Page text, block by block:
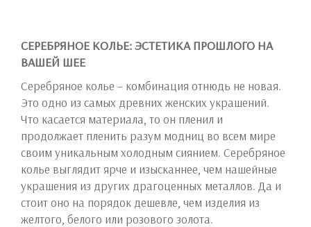
СЕРЕБРЯНОЕ КОЛЬЕ: ЭСТЕТИКА ПРОШЛОГО НА
ВАШЕЙ ШЕЕ
Серебряное колье – комбинация отнюдь не новая.
Это одно из самых древних женских украшений.
Что касается материала, то он пленил и
продолжает пленить разум модниц во всем мире
своим уникальным холодным сиянием. Серебряное
колье выглядит ярче и изысканнее, чем нашейные
украшения из других драгоценных металлов. Да и
стоит оно на порядок дешевле, чем изделия из
желтого, белого или розового золота.